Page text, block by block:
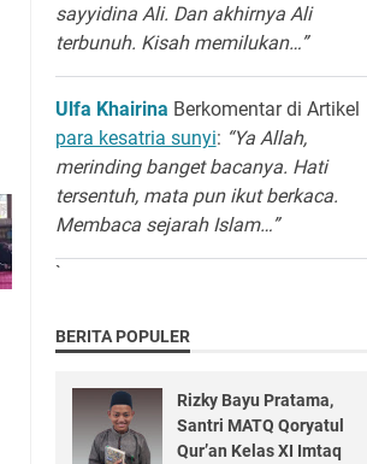
sayyidina Ali. Dan akhirnya Ali
terbunuh. Kisah memilukan…”
Ulfa Khairina Berkomentar di Artikel
para kesatria sunyi: “Ya Allah,
merinding banget bacanya. Hati
tersentuh, mata pun ikut berkaca.
Membaca sejarah Islam…”
`
BERITA POPULER
Rizky Bayu Pratama,
Santri MATQ Qoryatul
Qur’an Kelas XI Imtaq